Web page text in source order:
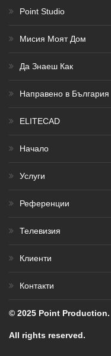
Point Studio
Мисия Моят Дом
Да Знаеш Как
Направено в България
ELITECAD
Начало
Услуги
Референции
Телевизия
Клиенти
Контакти
© 2025 Point Production.
All rights reserved.